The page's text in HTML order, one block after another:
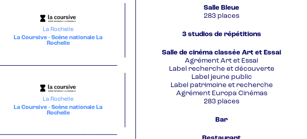
La Rochelle
La Coursive - Scène nationale La
Rochelle
La Rochelle
La Coursive - Scène nationale La
Rochelle
Salle Bleue
283 places
3 studios de répétitions
Salle de cinéma classée Art et Essai
Agrément Art et Essai
Label recherche et découverte
Label jeune public
Label patrimoine et recherche
Agrément Europa Cinémas
283 places
Bar